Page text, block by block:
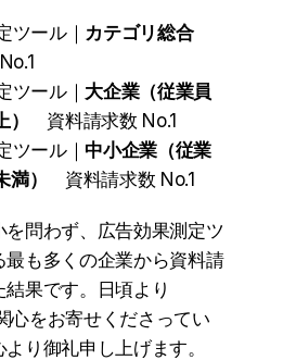
ツール｜ カテゴリ総合
ツール｜ 大企業（従業員
資料請求数 No.1
ツール｜ 中小企業（従業
）
資料請求数 No.1
を問わず、広告効果測定ツ
最も多くの企業から資料請
果です。日頃より
心をお寄せくださってい
り御礼申し上げます。